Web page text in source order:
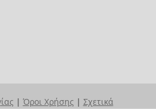
| Όροι Χρήσης | Σχετικά